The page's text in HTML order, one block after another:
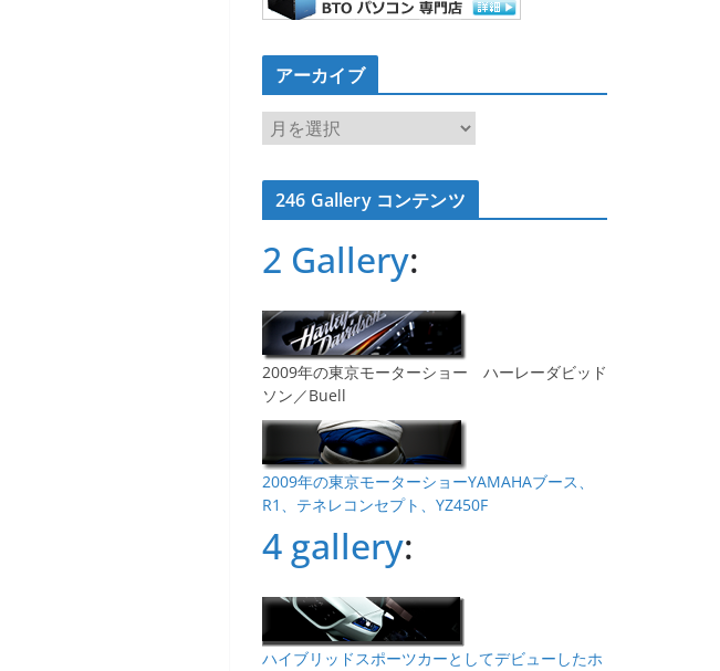
アーカイブ
ア
ー
カ
イ246 Gallery コンテンツ
2 Gallery:
2009年の東京モーターショー ハーレーダビッド
ソン／Buell
2009年の東京モーターショーYAMAHAブース、
R1、テネレコンセプト、YZ450F
4 gallery:
ハイブリッドスポーツカーとしてデビューしたホ